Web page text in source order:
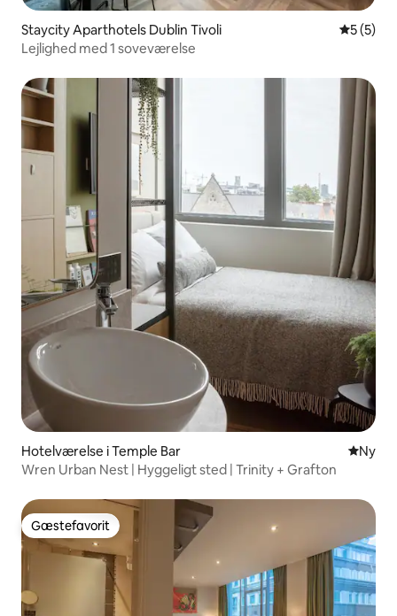
Staycity Aparthotels Dublin Tivoli 5 ud af 5
5 (5)
Lejlighed med 1 soveværelse
Hotelværelse i Temple Bar Nyt
Ny
Wren Urban Nest | Hyggeligt sted | Trinity + Grafton
Gæstefavorit
Gæstefavorit